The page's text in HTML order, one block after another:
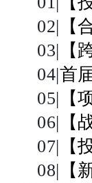
02| 【
03| 【
04|首
05| 【
06| 【
07| 【
08| 【